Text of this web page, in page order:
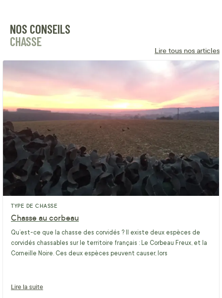
NOS CONSEILS
CHASSE
Lire tous nos articles
TYPE DE CHASSE
Chasse au corbeau
Qu’est-ce que la chasse des corvidés ? Il existe deux espèces de
corvidés chassables sur le territoire français : Le Corbeau Freux, et la
Corneille Noire. Ces deux espèces peuvent causer, lors
Lire la suite